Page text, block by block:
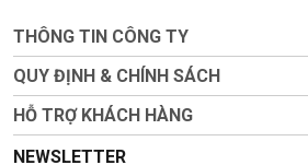
THÔNG TIN CÔNG TY
QUY ĐỊNH & CHÍNH SÁCH
HỖ TRỢ KHÁCH HÀNG
NEWSLETTER